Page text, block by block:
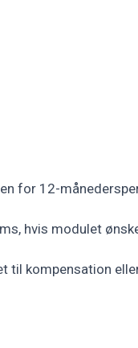
for 12-
hvis modulet
til kompensation